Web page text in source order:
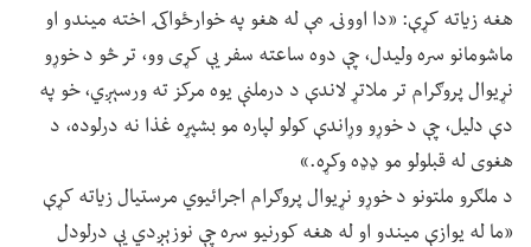
هغه زیاته کړې: «دا اوونۍ مې له هغو په خوارځواکۍ اخته میندو او
ماشومانو سره ولیدل، چې دوه ساعته سفر یې کړی وو، تر څو د خوړو
نړیوال پروګرام تر ملاتړ لاندې د درملنې یوه مرکز ته ورسېږي، خو په
دې دلیل، چې د خوړو وړاندې کولو لپاره مو بشپړه غذا نه درلوده، د
هغوی له قبلولو مو ډډه وکړه.»
د ملګرو ملتونو د خوړو نړیوال پروګرام اجرائیوي مرستیال زیاته کړې
«ما له یوازې میندو او له هغه کورنیو سره چې نوزېږدي یې درلودل